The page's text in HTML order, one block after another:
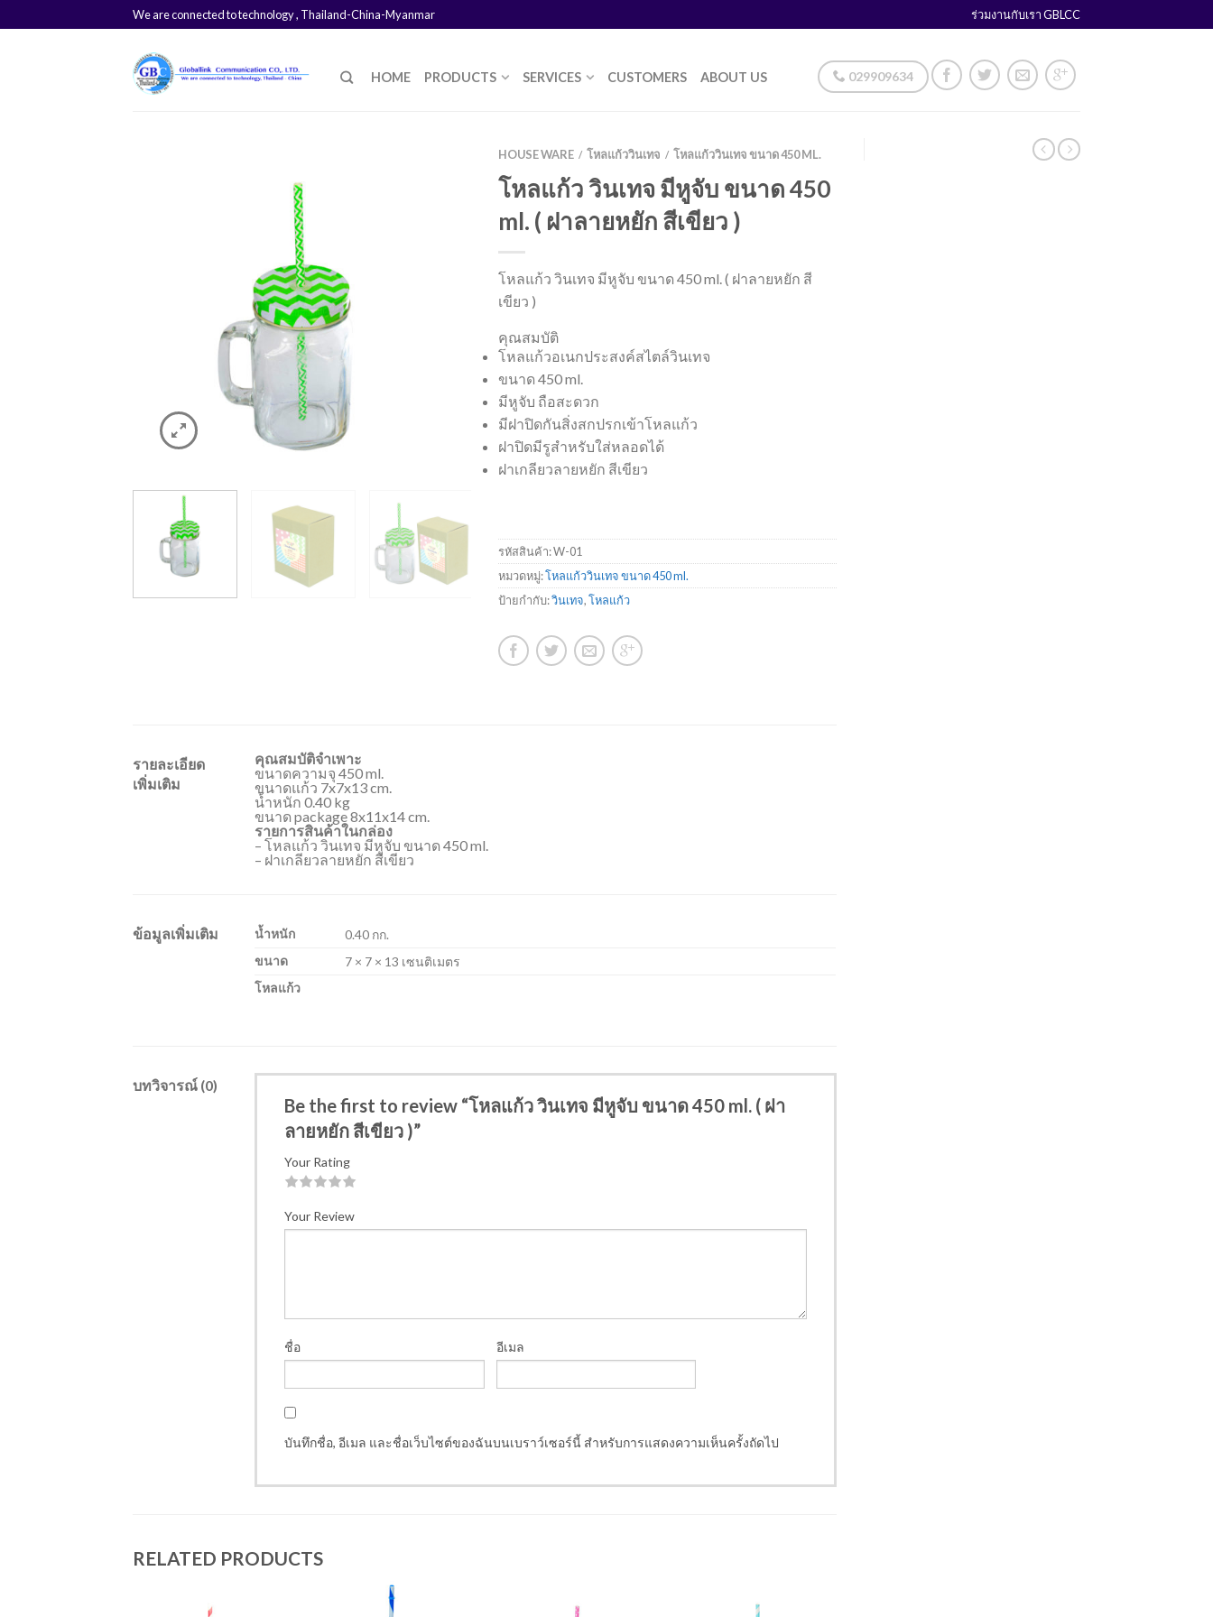
We are connected to technology , Thailand-China-Myanmar ร่วมงานกับเรา GBLCC
HOME PRODUCTS SERVICES CUSTOMERS ABOUT US 029909634
HOUSE WARE / โหลแก้ววินเทจ / โหลแก้ววินเทจ ขนาด 450 ML.
โหลแก้ว วินเทจ มีหูจับ ขนาด 450
ml. ( ฝาลายหยัก สีเขียว )
โหลแก้ว วินเทจ มีหูจับ ขนาด 450 ml. ( ฝาลายหยัก สี
เขียว )
คุณสมบัติ
โหลแก้วอเนกประสงค์สไตล์วินเทจ
ขนาด 450 ml.
มีหูจับ ถือสะดวก
มีฝาปิดกันสิ่งสกปรกเข้าโหลแก้ว
ฝาปิดมีรูสำหรับใส่หลอดได้
ฝาเกลียวลายหยัก สีเขียว
รหัสสินค้า:W-01
หมวดหมู่:โหลแก้ววินเทจ ขนาด 450 ml.
ป้ายกำกับ:วินเทจ,โหลแก้ว
รายละเอียด
เพิ่มเติม
คุณสมบัติจำเพาะ
ขนาดความจุ 450 ml.
ขนาดแก้ว 7x7x13 cm.
น้ำหนัก 0.40 kg
ขนาด package 8x11x14 cm.
รายการสินค้าในกล่อง
– โหลแก้ว วินเทจ มีหูจับ ขนาด 450 ml.
– ฝาเกลียวลายหยัก สีเขียว
ข้อมูลเพิ่มเติม น้ำหนัก
0.40 กก.
ขนาด
7 × 7 × 13 เซนติเมตร
โหลแก้ว
บทวิจารณ์ (0)
Be the first to review “โหลแก้ว วินเทจ มีหูจับ ขนาด 450 ml. ( ฝา
ลายหยัก สีเขียว )”
Your Rating
Your Review
ชื่อ อีเมล
บันทึกชื่อ, อีเมล และชื่อเว็บไซต์ของฉันบนเบราว์เซอร์นี้ สำหรับการแสดงความเห็นครั้งถัดไป
RELATED PRODUCTS